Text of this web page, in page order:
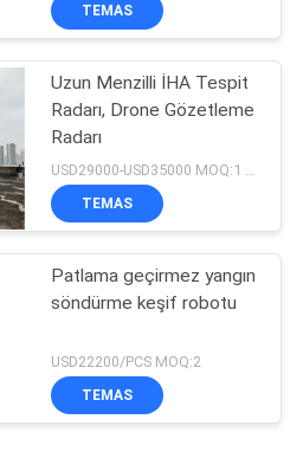
TEMAS
Uzun Menzilli İHA Tespit
Radarı, Drone Gözetleme
Radarı
TEMAS
Patlama geçirmez yangın
söndürme keşif robotu
USD22200/PCS MOQ:2
TEMAS